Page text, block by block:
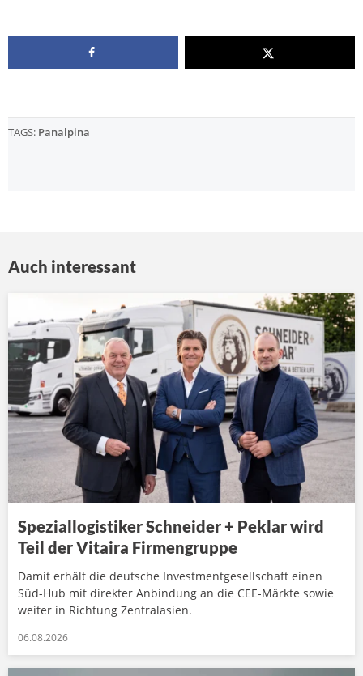
TAGS: Panalpina
Auch interessant
Speziallogistiker Schneider + Peklar wird
Teil der Vitaira Firmengruppe
Damit erhält die deutsche Investmentgesellschaft einen
Süd-Hub mit direkter Anbindung an die CEE-Märkte sowie
weiter in Richtung Zentralasien.
06.08.2026